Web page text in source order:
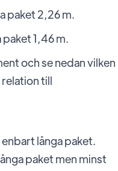
paket 2,26 m.
1,46 m.
och se nedan vilken
till
enbart långa paket.
paket men minst